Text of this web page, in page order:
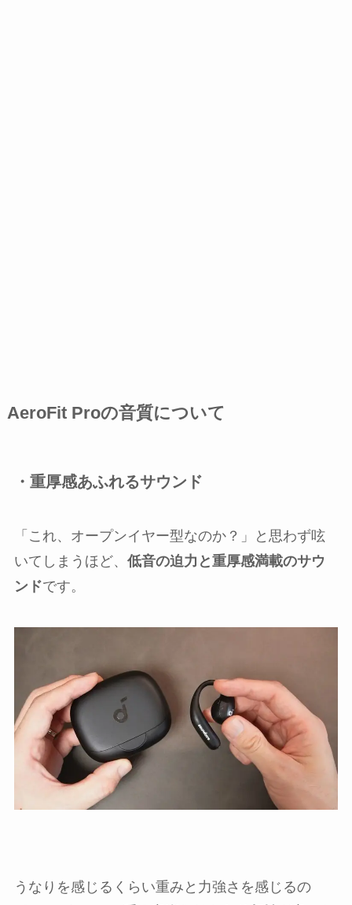
AeroFit Proの音質について
・重厚感あふれるサウンド
「これ、オープンイヤー型なのか？」と思わず呟
いてしまうほど、 低音の迫力と重厚感満載のサウ
ンドです。
うなりを感じるくらい重みと力強さを感じるの